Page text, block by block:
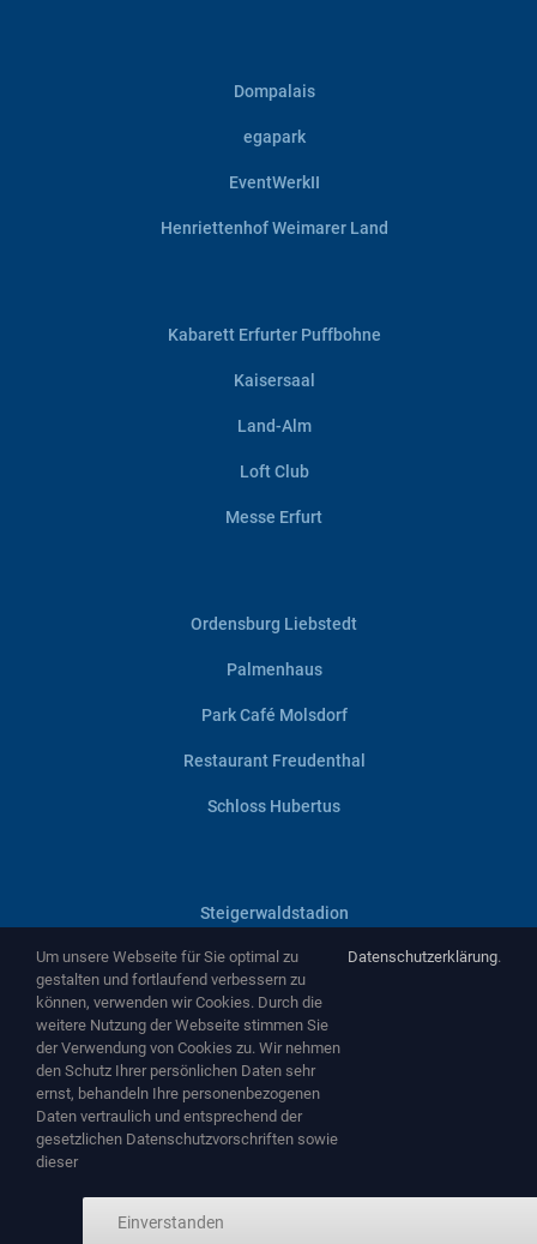
Dompalais
egapark
EventWerkII
Henriettenhof Weimarer Land
Kabarett Erfurter Puffbohne
Kaisersaal
Land-Alm
Loft Club
Messe Erfurt
Ordensburg Liebstedt
Palmenhaus
Park Café Molsdorf
Restaurant Freudenthal
Schloss Hubertus
Steigerwaldstadion
Villa Haage
Zentralheize
Zughafen
Copyright ©2026 byNEMA Entertainment GmbH
Um unsere Webseite für Sie optimal zu
gestalten und fortlaufend verbessern zu
können, verwenden wir Cookies. Durch die
weitere Nutzung der Webseite stimmen Sie
der Verwendung von Cookies zu. Wir nehmen
den Schutz Ihrer persönlichen Daten sehr
ernst, behandeln Ihre personenbezogenen
Daten vertraulich und entsprechend der
gesetzlichen Datenschutzvorschriften sowie
dieser
Datenschutzerklärung.
Einverstanden